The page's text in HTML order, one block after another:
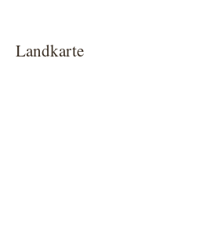
Landkarte